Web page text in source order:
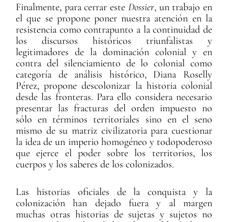
Finalmente, para cerrar este Dossier, un trabajo en
el que se propone poner nuestra atención en la
resistencia como contrapunto a la continuidad de
los discursos históricos triunfalistas y
legitimadores de la dominación colonial y en
contra del silenciamiento de lo colonial como
categoría de análisis histórico, Diana Roselly
Pérez, propone descolonizar la historia colonial
desde las fronteras. Para ello considera necesario
presentar las fracturas del orden impuesto no
sólo en términos territoriales sino en el seno
mismo de su matriz civilizatoria para cuestionar
la idea de un imperio homogéneo y todopoderoso
que ejerce el poder sobre los territorios, los
cuerpos y los saberes de los colonizados.
Las historias oficiales de la conquista y la
colonización han dejado fuera y al margen
muchas otras historias de sujetas y sujetos no